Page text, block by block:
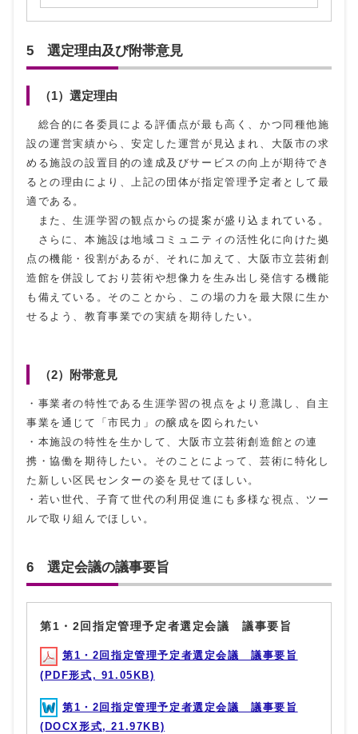
5 選定理由及び附帯意見
（1）選定理由
総合的に各委員による評価点が最も高く、かつ同種他施
設の運営実績から、安定した運営が見込まれ、大阪市の求
める施設の設置目的の達成及びサービスの向上が期待でき
るとの理由により、上記の団体が指定管理予定者として最
適である。
また、生涯学習の観点からの提案が盛り込まれている。
さらに、本施設は地域コミュニティの活性化に向けた拠
点の機能・役割があるが、それに加えて、大阪市立芸術創
造館を併設しており芸術や想像力を生み出し発信する機能
も備えている。そのことから、この場の力を最大限に生か
せるよう、教育事業での実績を期待したい。
（2）附帯意見
・事業者の特性である生涯学習の視点をより意識し、自主
事業を通じて「市民力」の醸成を図られたい
・本施設の特性を生かして、大阪市立芸術創造館との連
携・協働を期待したい。そのことによって、芸術に特化し
た新しい区民センターの姿を見せてほしい。
・若い世代、子育て世代の利用促進にも多様な視点、ツー
ルで取り組んでほしい。
6 選定会議の議事要旨
第1・2回指定管理予定者選定会議 議事要旨
第1・2回指定管理予定者選定会議 議事要旨
(PDF形式, 91.05KB)
第1・2回指定管理予定者選定会議 議事要旨
(DOCX形式, 21.97KB)